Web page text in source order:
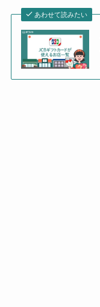
あわせて読みたい